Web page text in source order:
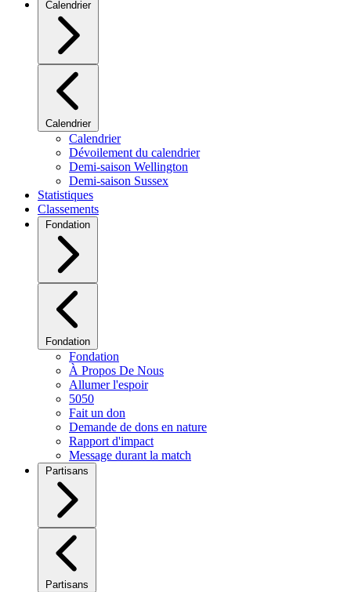
Calendrier
Calendrier
Calendrier
Dévoilement du calendrier
Demi-saison Wellington
Demi-saison Sussex
Statistiques
Classements
Fondation
Fondation
Fondation
À Propos De Nous
Allumer l'espoir
5050
Fait un don
Demande de dons en nature
Rapport d'impact
Message durant la match
Partisans
Partisans